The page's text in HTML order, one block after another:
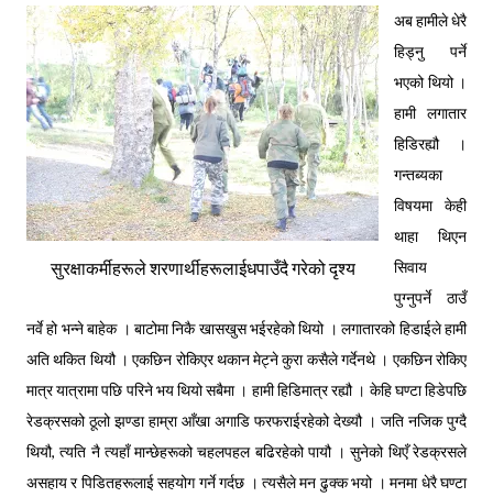
सुरक्षाकर्मीहरूले शरणार्थीहरूलाईधपाउँदै गरेको दृश्य
अब हामीले धेरै
हिड्नु पर्ने
भएको थियो ।
हामी लगातार
हिडिरह्यौ ।
गन्तब्यका
विषयमा केही
थाहा थिएन
सिवाय
पुग्नुपर्ने ठाउँ
नर्वे हो भन्ने बाहेक । बाटोमा निकै खासखुस भईरहेको थियो । लगातारको हिडाईले हामी
अति थकित थियौ । एकछिन रोकिएर थकान मेट्ने कुरा कसैले गर्देनथे । एकछिन रोकिए
मात्र यात्रामा पछि परिने भय थियो सबैमा । हामी हिडिमात्र रह्यौ । केहि घण्टा हिडेपछि
रेडक्रसको ठूलो झण्डा हाम्रा आँखा अगाडि फरफराईरहेको देख्यौ । जति नजिक पुग्दै
थियौ, त्यति नै त्यहाँ मान्छेहरूको चहलपहल बढिरहेको पायौ । सुनेको थिएँ रेडक्रसले
असहाय र पिडितहरूलाई सहयोग गर्ने गर्दछ । त्यसैले मन ढुक्क भयो । मनमा धेरै घण्टा